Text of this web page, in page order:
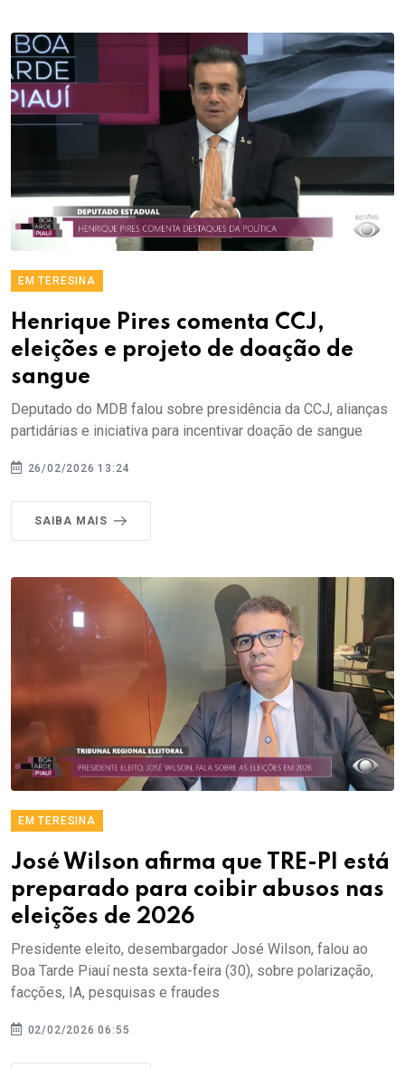
EM TERESINA
Henrique Pires comenta CCJ,
eleições e projeto de doação de
sangue
Deputado do MDB falou sobre presidência da CCJ, alianças
partidárias e iniciativa para incentivar doação de sangue
26/02/2026 13:24
SAIBA MAIS
EM TERESINA
José Wilson afirma que TRE-PI está
preparado para coibir abusos nas
eleições de 2026
Presidente eleito, desembargador José Wilson, falou ao
Boa Tarde Piauí nesta sexta-feira (30), sobre polarização,
facções, IA, pesquisas e fraudes
02/02/2026 06:55